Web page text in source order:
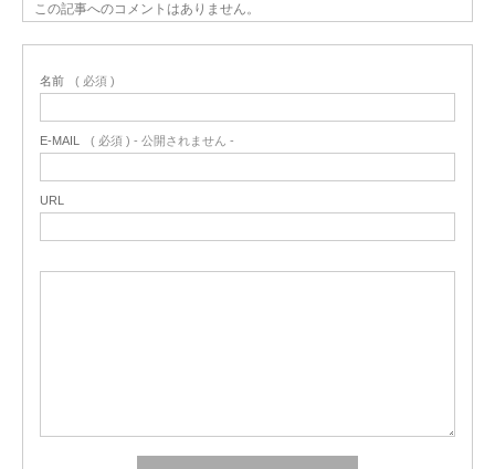
この記事へのコメントはありません。
名前 ( 必須 )
E-MAIL ( 必須 ) - 公開されません -
URL